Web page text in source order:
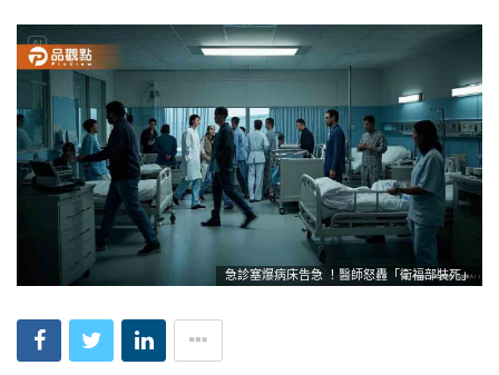
急診塞爆病床告急 ！醫師怒轟「衛福部裝死」